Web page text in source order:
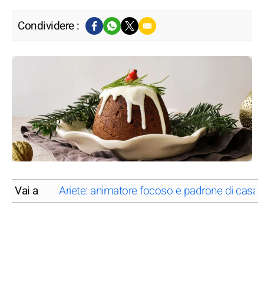
Condividere :
Vai a Ariete: animatore focoso e padrone di casa